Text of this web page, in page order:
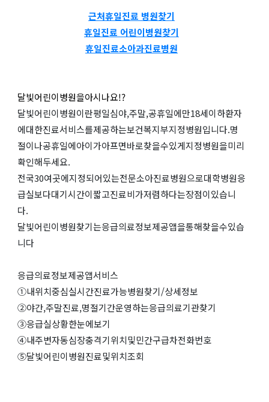
근처휴일진료 병원찾기
휴일진료 어린이병원찾기
휴일진료소아과진료병원
달빛어린이병원을아시나요!?
달빛어린이병원이란평일심야,주말,공휴일에만18세이하환자
에대한진료서비스를제공하는보건복지부지정병원입니다.명
절이나공휴일에아이가아프면바로찾을수있게지정병원을미리
확인해두세요.
전국30여곳에지정되어있는전문소아진료병원으로대학병원응
급실보다대기시간이짧고진료비가저렴하다는장점이있습니
다.
달빛어린이병원찾기는응급의료정보제공앱을통해찾을수있습
니다
응급의료정보제공앱서비스
①내위치중심실시간진료가능병원찾기/상세정보
②야간,주말진료,명절기간운영하는응급의료기관찾기
③응급실상황한눈에보기
④내주변자동심장충격기위치및민간구급차전화번호
⑤달빛어린이병원진료및위치조회